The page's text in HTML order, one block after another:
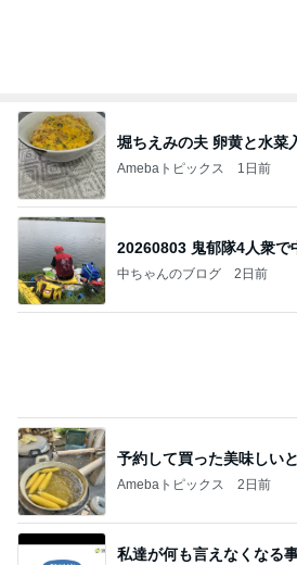
堀ちえみの夫 卵黄と水菜
Amebaトピックス 1日前
20260803 鬼郁隊4
中ちゃんのブログ 2日前
予約して買った美味しい
Amebaトピックス 2日前
私達が何も言えなくなる